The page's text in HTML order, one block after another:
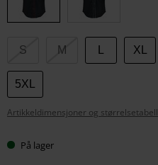
S M XL
5XL
Artikkeldimensjoner og størrelsetabell
På lager